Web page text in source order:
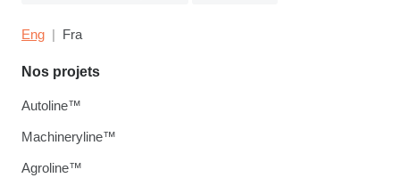
Eng Fra
Nos projets
Autoline™
Machineryline™
Agroline™